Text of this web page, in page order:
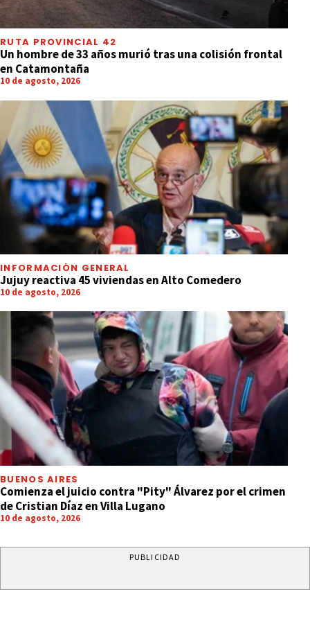
RUTA PROVINCIAL 42
Un hombre de 33 años murió tras una colisión frontal
en Catamontaña
10 de agosto, 2026
INFORMACIÓN GENERAL
Jujuy reactiva 45 viviendas en Alto Comedero
10 de agosto, 2026
BUENOS AIRES
Comienza el juicio contra "Pity" Álvarez por el crimen
de Cristian Díaz en Villa Lugano
10 de agosto, 2026
PUBLICIDAD